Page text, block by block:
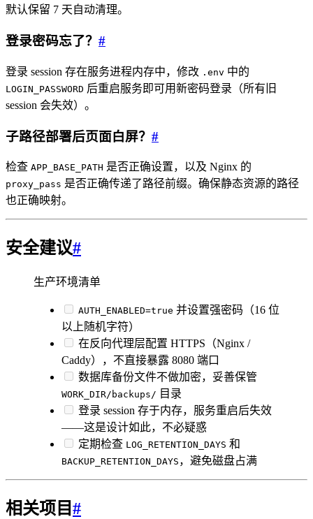
默认保留 7 天自动清理。
登录密码忘了？ #
登录 session 存在服务进程内存中，修改 .env 中的
LOGIN_PASSWORD 后重启服务即可用新密码登录（所有旧
session 会失效）。
子路径部署后页面白屏？ #
检查 APP_BASE_PATH 是否正确设置，以及 Nginx 的
proxy_pass 是否正确传递了路径前缀。确保静态资源的路径
也正确映射。
安全建议#
生产环境清单
AUTH_ENABLED=true 并设置强密码（16 位
以上随机字符）
在反向代理层配置 HTTPS（Nginx /
Caddy），不直接暴露 8080 端口
数据库备份文件不做加密，妥善保管
WORK_DIR/backups/ 目录
登录 session 存于内存，服务重启后失效
——这是设计如此，不必疑惑
定期检查 LOG_RETENTION_DAYS 和
BACKUP_RETENTION_DAYS ，避免磁盘占满
相关项目#